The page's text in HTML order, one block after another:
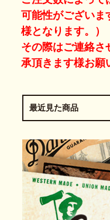
可能性がございま
様となります。）
その際はご連絡さ
承頂きます様お願
最近見た商品